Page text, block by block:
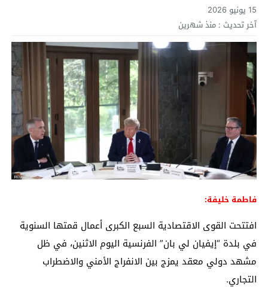
15 يونيو 2026
آخر تحديث : منذ شهرين
فاطمة خليفة:
افتتحت القوى الاقتصادية السبع الكبرى أعمال قمتها السنوية
في بلدة “إيفيان لي بان” الفرنسية اليوم الاثنين، في ظل
مشهد دولي معقد يمزج بين الانفراج الأمني والاضطراب
التجاري.